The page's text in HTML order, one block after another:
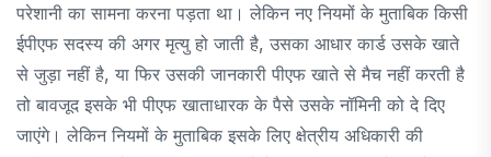
परेशानी का सामना करना पड़ता था। लेकिन नए नियमों के मुताबिक किसी
ईपीएफ सदस्य की अगर मृत्यु हो जाती है, उसका आधार कार्ड उसके खाते
से जुड़ा नहीं है, या फिर उसकी जानकारी पीएफ खाते से मैच नहीं करती है
तो बावजूद इसके भी पीएफ खाताधारक के पैसे उसके नॉमिनी को दे दिए
जाएंगे। लेकिन नियमों के मुताबिक इसके लिए क्षेत्रीय अधिकारी की